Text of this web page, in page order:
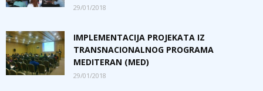
29/01/2018
IMPLEMENTACIJA PROJEKATA IZ
TRANSNACIONALNOG PROGRAMA
MEDITERAN (MED)
29/01/2018